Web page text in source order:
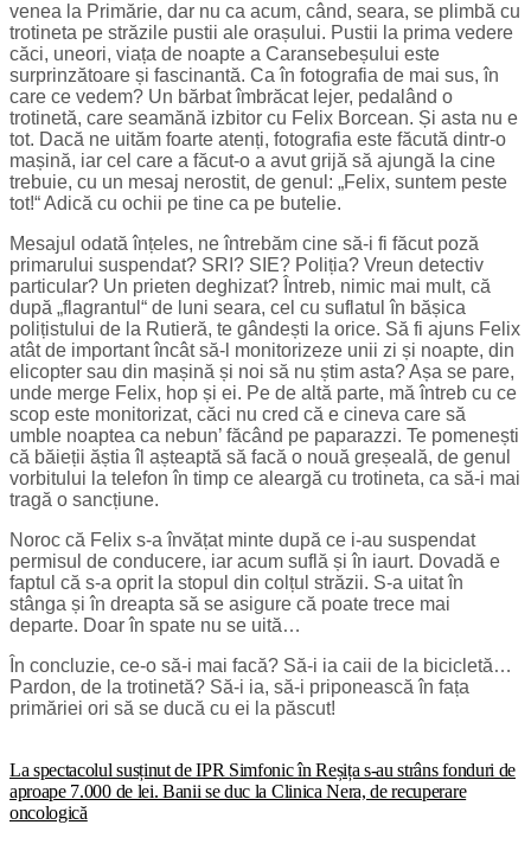
venea la Primărie, dar nu ca acum, când, seara, se plimbă cu
trotineta pe străzile pustii ale orașului. Pustii la prima vedere
căci, uneori, viața de noapte a Caransebeșului este
surprinzătoare și fascinantă. Ca în fotografia de mai sus, în
care ce vedem? Un bărbat îmbrăcat lejer, pedalând o
trotinetă, care seamănă izbitor cu Felix Borcean. Și asta nu e
tot. Dacă ne uităm foarte atenți, fotografia este făcută dintr-o
mașină, iar cel care a făcut-o a avut grijă să ajungă la cine
trebuie, cu un mesaj nerostit, de genul: „Felix, suntem peste
tot!“ Adică cu ochii pe tine ca pe butelie.
Mesajul odată înțeles, ne întrebăm cine să-i fi făcut poză
primarului suspendat? SRI? SIE? Poliția? Vreun detectiv
particular? Un prieten deghizat? Întreb, nimic mai mult, că
după „flagrantul“ de luni seara, cel cu suflatul în bășica
polițistului de la Rutieră, te gândești la orice. Să fi ajuns Felix
atât de important încât să-l monitorizeze unii zi și noapte, din
elicopter sau din mașină și noi să nu știm asta? Așa se pare,
unde merge Felix, hop și ei. Pe de altă parte, mă întreb cu ce
scop este monitorizat, căci nu cred că e cineva care să
umble noaptea ca nebun’ făcând pe paparazzi. Te pomenești
că băieții ăștia îl așteaptă să facă o nouă greșeală, de genul
vorbitului la telefon în timp ce aleargă cu trotineta, ca să-i mai
tragă o sancțiune.
Noroc că Felix s-a învățat minte după ce i-au suspendat
permisul de conducere, iar acum suflă și în iaurt. Dovadă e
faptul că s-a oprit la stopul din colțul străzii. S-a uitat în
stânga și în dreapta să se asigure că poate trece mai
departe. Doar în spate nu se uită…
În concluzie, ce-o să-i mai facă? Să-i ia caii de la bicicletă…
Pardon, de la trotinetă? Să-i ia, să-i priponească în fața
primăriei ori să se ducă cu ei la păscut!
La spectacolul susținut de IPR Simfonic în Reșița s-au strâns fonduri de
aproape 7.000 de lei. Banii se duc la Clinica Nera, de recuperare
oncologică